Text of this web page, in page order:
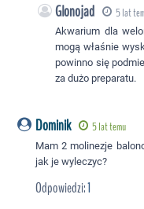
Glonojad 5 lat
Akwarium dla
mogą właśnie
powinno się
za dużo preparatu.
Dominik 5 lat temu
Mam 2 molinezje
jak je wyleczyc?
Odpowiedzi:1